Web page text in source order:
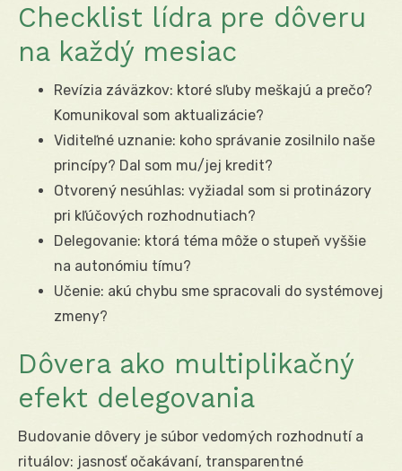
Checklist lídra pre dôveru
na každý mesiac
Revízia záväzkov: ktoré sľuby meškajú a prečo?
Komunikoval som aktualizácie?
Viditeľné uznanie: koho správanie zosilnilo naše
princípy? Dal som mu/jej kredit?
Otvorený nesúhlas: vyžiadal som si protinázory
pri kľúčových rozhodnutiach?
Delegovanie: ktorá téma môže o stupeň vyššie
na autonómiu tímu?
Učenie: akú chybu sme spracovali do systémovej
zmeny?
Dôvera ako multiplikačný
efekt delegovania
Budovanie dôvery je súbor vedomých rozhodnutí a
rituálov: jasnosť očakávaní, transparentné